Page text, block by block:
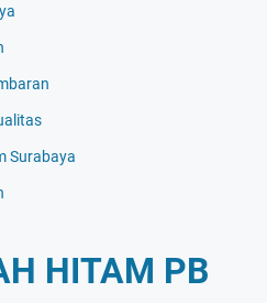
Surabaya
HITAM PB